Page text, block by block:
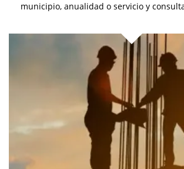
municipio, anualidad o servicio y